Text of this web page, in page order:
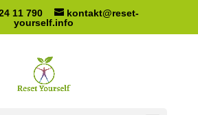
11 790
kontakt@reset-
yourself.info
Intervallfasten